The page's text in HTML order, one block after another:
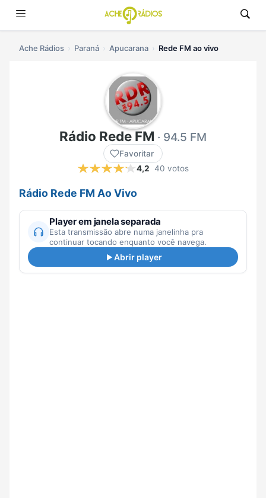
Ache Rádios Paraná Apucarana Rede FM ao vivo
Rádio Rede FM · 94.5 FM
Favoritar
4,2 40 votos
Rádio Rede FM Ao Vivo
Player em janela separada
Esta transmissão abre numa janelinha pra
continuar tocando enquanto você navega.
Abrir player